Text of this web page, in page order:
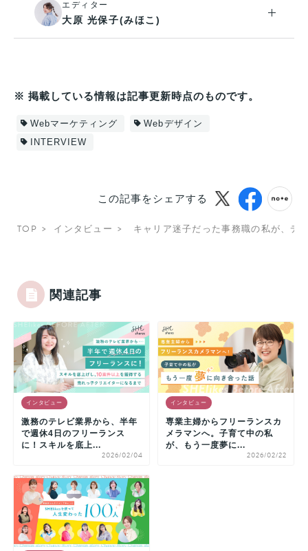
エディター
大原 光保子(みほこ)
※ 掲載している情報は記事更新時点のものです。
Webマーケティング
Webデザイン
INTERVIEW
この記事をシェアする
TOP インタビュー キャリア迷子だった事務職の私が、デ
関連記事
インタビュー
激務のテレビ業界から、半年
で週休4日のフリーランス
に！スキルを底上...
2026/02/04
インタビュー
専業主婦からフリーランスカ
メラマンへ。子育て中の私
が、もう一度夢に...
2026/02/22